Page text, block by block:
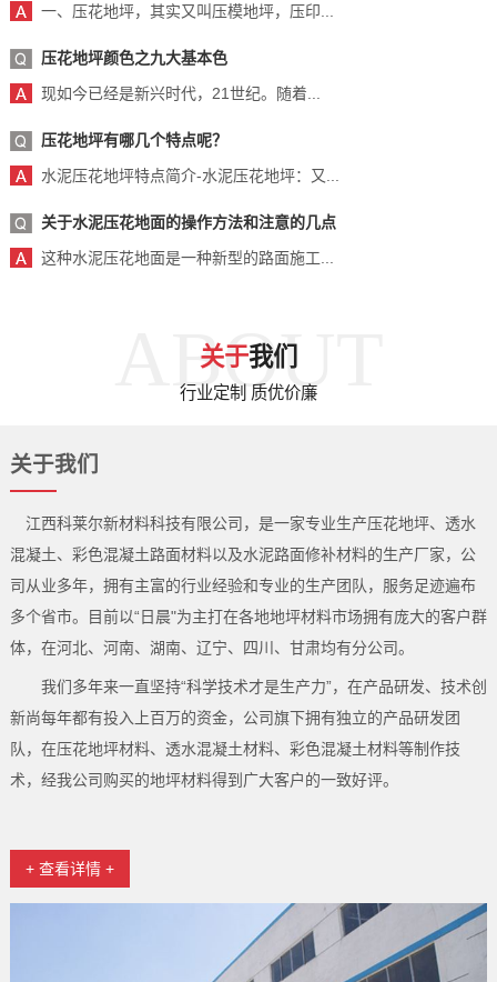
一、压花地坪，其实又叫压模地坪，压印...
压花地坪颜色之九大基本色
现如今已经是新兴时代，21世纪。随着...
压花地坪有哪几个特点呢？
水泥压花地坪特点简介-水泥压花地坪：又...
关于水泥压花地面的操作方法和注意的几点
这种水泥压花地面是一种新型的路面施工...
ABOUT
关于我们
行业定制 质优价廉
关于我们
江西科莱尔新材料科技有限公司，是一家专业生产压花地坪、透水
混凝土、彩色混凝土路面材料以及水泥路面修补材料的生产厂家，公
司从业多年，拥有主富的行业经验和专业的生产团队，服务足迹遍布
多个省市。目前以“日晨"为主打在各地地坪材料市场拥有庞大的客户群
体，在河北、河南、湖南、辽宁、四川、甘肃均有分公司。
我们多年来一直坚持“科学技术才是生产力”，在产品研发、技术创
新尚每年都有投入上百万的资金，公司旗下拥有独立的产品研发团
队，在压花地坪材料、透水混凝土材料、彩色混凝土材料等制作技
术，经我公司购买的地坪材料得到广大客户的一致好评。
+ 查看详情 +